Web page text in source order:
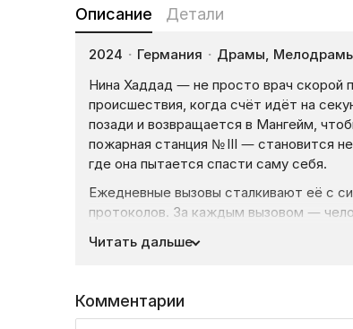
Описание Детали
2024 · Германия · Драмы,
Нина Хаддад — не просто врач скорой
происшествия, когда счёт идёт на
позади и возвращается в Мангейм,
пожарная станция № III — становится
где она пытается спасти саму себя.
Ежедневные вызовы сталкивают её с
протоколов. За каждым вызовом —
за последнюю надежду. И везде —
«Die Notärztin» — это не просто сериал
чем рану. О женщине, которая спасает
Читать дальше
Комментарии